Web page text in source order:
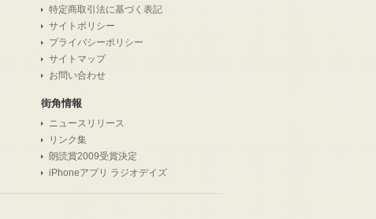
特定商取引法に基づく表記
サイトポリシー
プライバシーポリシー
サイトマップ
お問い合わせ
街角情報
ニュースリリース
リンク集
朗読賞2009受賞決定
iPhoneアプリ ラジオデイズ